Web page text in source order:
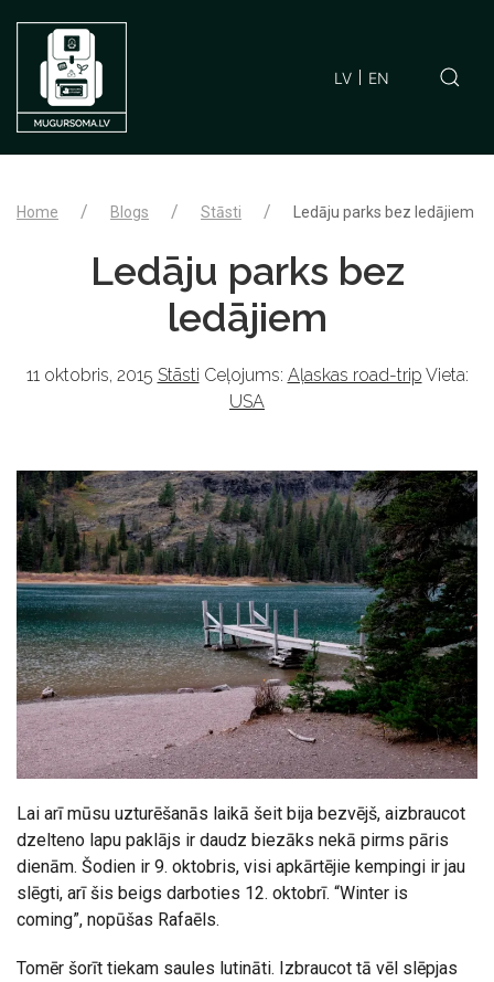
LV EN
Home Blogs Stāsti Ledāju parks bez ledājiem
Ledāju parks bez
ledājiem
11 oktobris, 2015 Stāsti Ceļojums: Aļaskas road-trip Vieta:
USA
Lai arī mūsu uzturēšanās laikā šeit bija bezvējš, aizbraucot
dzelteno lapu paklājs ir daudz biezāks nekā pirms pāris
dienām. Šodien ir 9. oktobris, visi apkārtējie kempingi ir jau
slēgti, arī šis beigs darboties 12. oktobrī. “Winter is
coming”, nopūšas Rafaēls.
Tomēr šorīt tiekam saules lutināti. Izbraucot tā vēl slēpjas